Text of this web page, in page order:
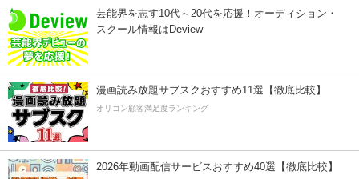
芸能界を志す10代～20代を応援！オーディション・
スクール情報はDeview
漫画読み放題サブスクおすすめ11選【徹底比較】
オリコン顧客満足度ランキング
2026年動画配信サービスおすすめ40選【徹底比較】